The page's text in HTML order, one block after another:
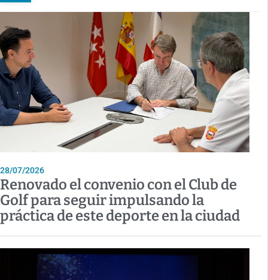
28/07/2026
Renovado el convenio con el Club de
Golf para seguir impulsando la
práctica de este deporte en la ciudad